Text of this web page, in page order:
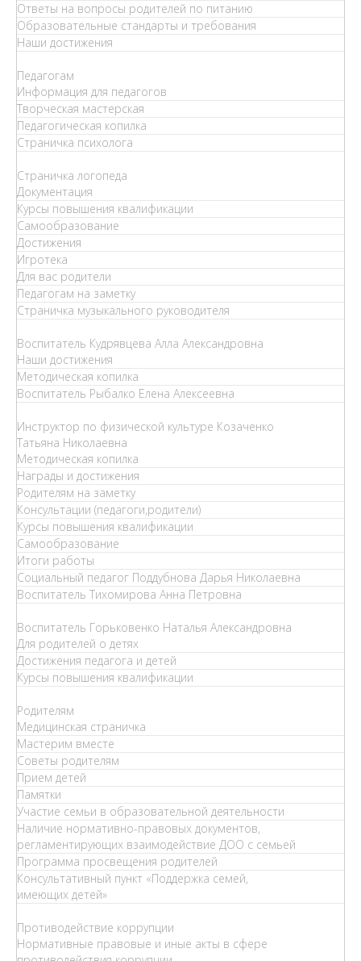
Ответы на вопросы родителей по питанию
Образовательные стандарты и требования
Наши достижения
Педагогам
Информация для педагогов
Творческая мастерская
Педагогическая копилка
Страничка психолога
Страничка логопеда
Документация
Курсы повышения квалификации
Самообразование
Достижения
Игротека
Для вас родители
Педагогам на заметку
Страничка музыкального руководителя
Воспитатель Кудрявцева Алла Александровна
Наши достижения
Методическая копилка
Воспитатель Рыбалко Елена Алексеевна
Инструктор по физической культуре Козаченко
Татьяна Николаевна
Методическая копилка
Награды и достижения
Родителям на заметку
Консультации (педагоги,родители)
Курсы повышения квалификации
Самообразование
Итоги работы
Социальный педагог Поддубнова Дарья Николаевна
Воспитатель Тихомирова Анна Петровна
Воспитатель Горьковенко Наталья Александровна
Для родителей о детях
Достижения педагога и детей
Курсы повышения квалификации
Родителям
Медицинская страничка
Мастерим вместе
Советы родителям
Прием детей
Памятки
Участие семьи в образовательной деятельности
Наличие нормативно-правовых документов,
регламентирующих взаимодействие ДОО с семьей
Программа просвещения родителей
Консультативный пункт «Поддержка семей,
имеющих детей»
Противодействие коррупции
Нормативные правовые и иные акты в сфере